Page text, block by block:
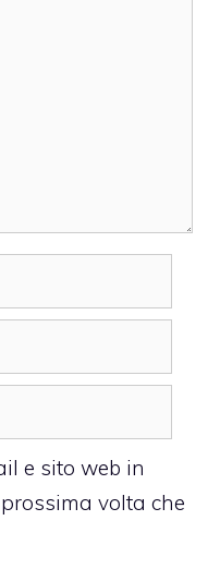
e sito web in
volta che